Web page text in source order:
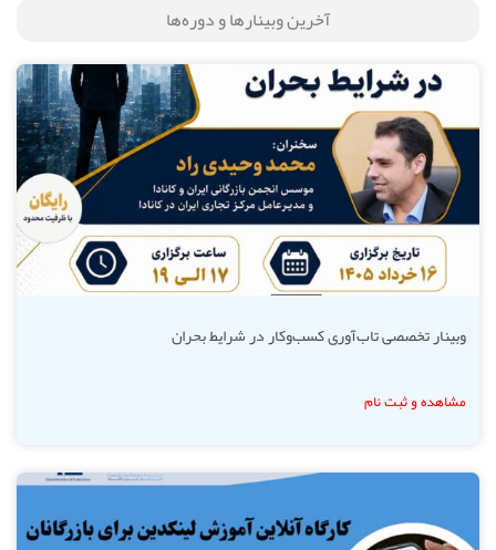
آخرین وبینارها و دوره‌ها
وبینار تخصصی تاب‌آوری کسب‌وکار در شرایط بحران
مشاهده و ثبت نام